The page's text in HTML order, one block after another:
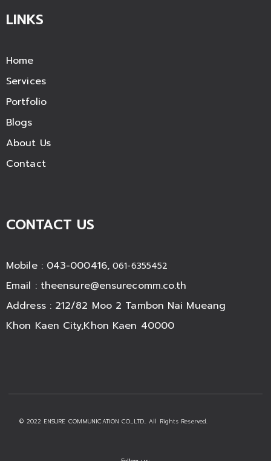
LINKS
Home
Services
Portfolio
Blogs
About Us
Contact
CONTACT US
Mobile : 043-000416, 061-6355452
Email : theensure@ensurecomm.co.th
Address : 212/82 Moo 2 Tambon Nai Mueang
Khon Kaen City,Khon Kaen 40000
© 2022 ENSURE COMMUNICATION CO.,LTD.. All Rights Reserved.